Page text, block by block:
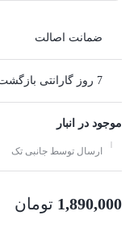
ضمانت اصالت
7 روز گارانتی بازگشت وجه
موجود در انبار
ارسال توسط جانبی تک
1,890,000 تومان